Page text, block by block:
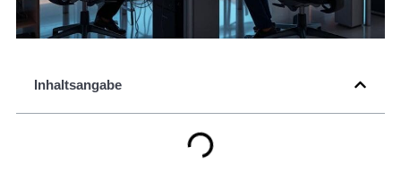
Inhaltsangabe